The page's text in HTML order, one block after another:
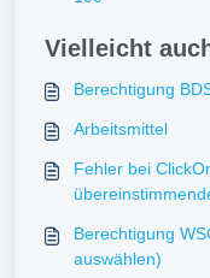
Vielleicht
Berechtigung
Arbeitsmittel
Fehler bei
Berechtigung
auswählen)